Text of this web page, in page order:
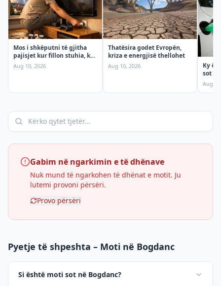
Mos i shkëputni të gjitha
pajisjet kur fillon stuhia, ky
gabim mund të ju kushtojë
Aug 10, 2026
Thatësira godet Evropën,
kriza e energjisë thellohet
Aug 10, 2026
Ky
sot
Aug
Gabim në ngarkimin e të dhënave
Nuk mund të ngarkohen të dhënat e motit. Ju
lutemi provoni përsëri.
Provo përsëri
Pyetje të shpeshta – Moti në Bogdanc
Si është moti sot në Bogdanc?